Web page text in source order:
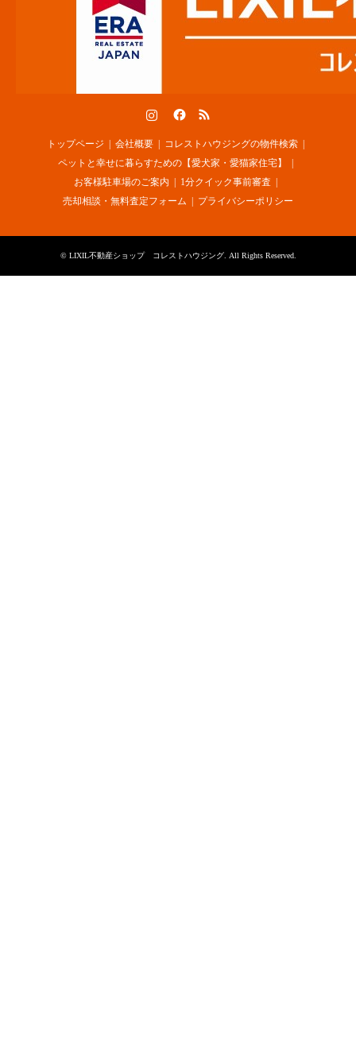
トップページ 会社概要
コレストハウジングの物件検索
ペットと幸せに暮らすための【愛犬家・愛猫家住宅】
お客様駐車場のご案内
1分クイック事前審査
売却相談・無料査定フォーム
プライバシーポリシー
© LIXIL不動産ショップ コレストハウジング. All Rights Reserved.